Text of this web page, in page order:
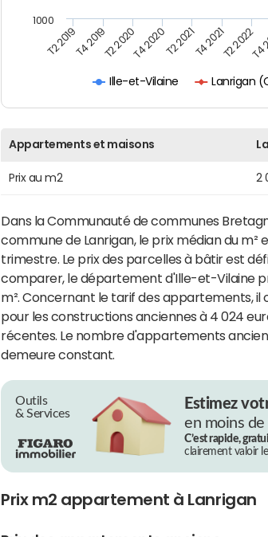
Ille-et-Vilaine Lanrigan
T2 2019T4 2019T2 2020T4 2020T2 2021T4 2021T2 2022
1000
Appartements et maisons
Prix au m2 2
Dans la Communauté de communes
commune de Lanrigan, le prix médian du m²
trimestre. Le prix des parcelles à bâtir est
comparer, le département d'Ille-et-Vilaine
m². Concernant le tarif des appartements, il
pour les constructions anciennes à 4 024
récentes. Le nombre d'appartements
demeure constant.
Outils
& Services
Estimez
en moins de
C’est rapide,
clairement valoir
Prix m2 appartement à Lanrigan